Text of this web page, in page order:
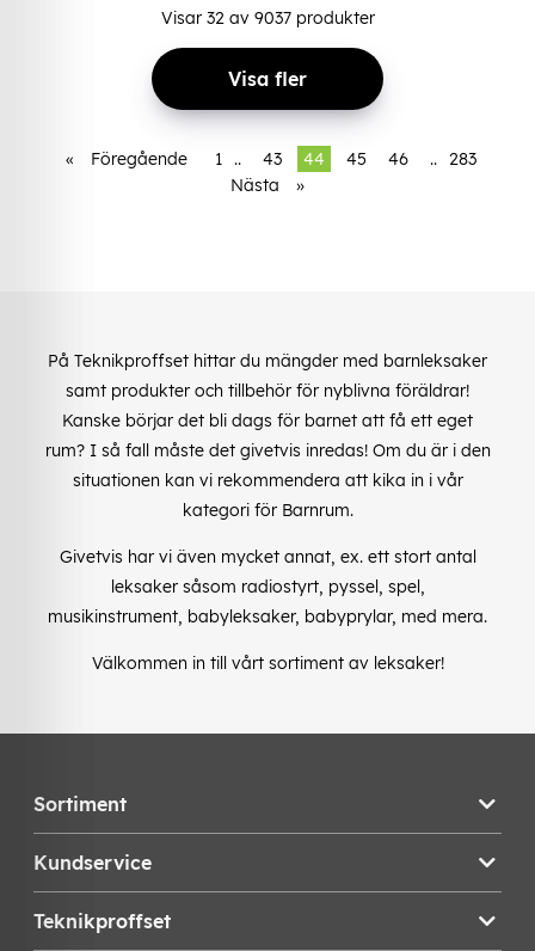
Visar 32av 9037produkter
Visa fler
« Föregående 1 .. 43 44 45 46 .. 283
Nästa
»
På Teknikproffset hittar du mängder med barnleksaker
samt produkter och tillbehör för nyblivna föräldrar!
Kanske börjar det bli dags för barnet att få ett eget
rum? I så fall måste det givetvis inredas! Om du är i den
situationen kan vi rekommendera att kika in i vår
kategori för Barnrum.
Givetvis har vi även mycket annat, ex. ett stort antal
leksaker såsom radiostyrt, pyssel, spel,
musikinstrument, babyleksaker, babyprylar, med mera.
Välkommen in till vårt sortiment av leksaker!
Sortiment
Kundservice
Teknikproffset